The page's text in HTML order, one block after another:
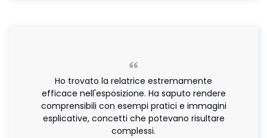
Ho trovato la relatrice estremamente
efficace nell'esposizione. Ha saputo rendere
comprensibili con esempi pratici e immagini
esplicative, concetti che potevano risultare
complessi.